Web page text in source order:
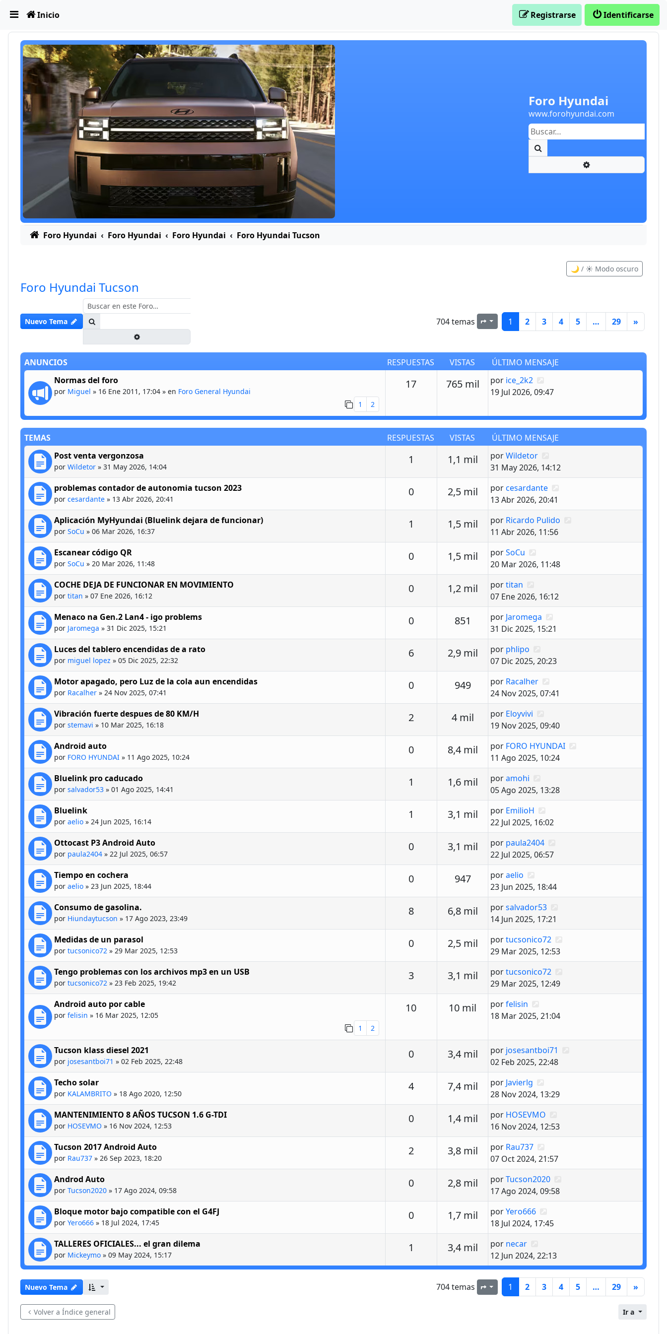
Obviar
Foro Hyundai
www.forohyundai.com
Inicio Identificarse
Registrarse
Foro Hyundai Foro Hyundai Foro Hyundai Foro Hyundai Tucson
🌙 / ☀️ Modo oscuro
Foro Hyundai Tucson
Nuevo Tema 704 temas Página1 de29
1 2 3 4 5 … 29 »
ANUNCIOS RESPUESTAS VISTAS
ÚLTIMO MENSAJE
Normas del foro
por Miguel » 16 Ene 2011, 17:04 » en Foro General Hyundai
1
2
17Respuestas
765 milVistasÚltimo mensaje
por ice_2k2
19 Jul 2026, 09:47
TEMAS RESPUESTAS VISTAS
ÚLTIMO MENSAJE
Post venta vergonzosa
por Wildetor » 31 May 2026, 14:04
1 Respuestas
1,1 milVistasÚltimo mensaje
porWildetor
31 May 2026, 14:12
problemas contador de autonomia tucson 2023
por cesardante » 13 Abr 2026, 20:41
0Respuestas
2,5 milVistasÚltimo mensaje
porcesardante
13 Abr 2026, 20:41
Aplicación MyHyundai (Bluelink dejara de funcionar)
por SoCu » 06 Mar 2026, 16:37
1 Respuestas
1,5 milVistasÚltimo mensaje
por Ricardo Pulido
11 Abr 2026, 11:56
Escanear código QR
por SoCu » 20 Mar 2026, 11:48
0Respuestas
1,5 milVistasÚltimo mensaje
porSoCu
20 Mar 2026, 11:48
COCHE DEJA DE FUNCIONAR EN MOVIMIENTO
por titan » 07 Ene 2026, 16:12
0Respuestas
1,2 milVistasÚltimo mensaje
portitan
07 Ene 2026, 16:12
Menaco na Gen.2 Lan4 - igo problems
por Jaromega » 31 Dic 2025, 15:21
0Respuestas
851 VistasÚltimo mensaje
por Jaromega
31 Dic 2025, 15:21
Luces del tablero encendidas de a rato
por miguel lopez » 05 Dic 2025, 22:32
6Respuestas
2,9 milVistasÚltimo mensaje
por phlipo
07 Dic 2025, 20:23
Motor apagado, pero Luz de la cola aun encendidas
por Racalher » 24 Nov 2025, 07:41
0Respuestas
949VistasÚltimo mensaje
por Racalher
24 Nov 2025, 07:41
Vibración fuerte despues de 80 KM/H
por stemavi » 10 Mar 2025, 16:18
2Respuestas
4 milVistasÚltimo mensaje
por Eloyvivi
19 Nov 2025, 09:40
Android auto
por FORO HYUNDAI » 11 Ago 2025, 10:24
0Respuestas
8,4 milVistasÚltimo mensaje
por FORO HYUNDAI
11 Ago 2025, 10:24
Bluelink pro caducado
por salvador53 » 01 Ago 2025, 14:41
1 Respuestas
1,6 milVistasÚltimo mensaje
poramohi
05 Ago 2025, 13:28
Bluelink
por aelio » 24 Jun 2025, 16:14
1 Respuestas
3,1 milVistasÚltimo mensaje
por EmilioH
22 Jul 2025, 16:02
Ottocast P3 Android Auto
por paula2404 » 22 Jul 2025, 06:57
0Respuestas
3,1 milVistasÚltimo mensaje
por paula2404
22 Jul 2025, 06:57
Tiempo en cochera
por aelio » 23 Jun 2025, 18:44
0Respuestas
947VistasÚltimo mensaje
poraelio
23 Jun 2025, 18:44
Consumo de gasolina.
por Hiundaytucson » 17 Ago 2023, 23:49
8Respuestas
6,8 milVistasÚltimo mensaje
porsalvador53
14 Jun 2025, 17:21
Medidas de un parasol
por tucsonico72 » 29 Mar 2025, 12:53
0Respuestas
2,5 milVistasÚltimo mensaje
portucsonico72
29 Mar 2025, 12:53
Tengo problemas con los archivos mp3 en un USB
por tucsonico72 » 23 Feb 2025, 19:42
3Respuestas
3,1 milVistasÚltimo mensaje
portucsonico72
29 Mar 2025, 12:49
Android auto por cable
por felisin » 16 Mar 2025, 12:05
1
2
10Respuestas
10 mil Vistas
Último mensaje
porfelisin
18 Mar 2025, 21:04
Tucson klass diesel 2021
por josesantboi71 » 02 Feb 2025, 22:48
0Respuestas
3,4 milVistasÚltimo mensaje
por josesantboi71
02 Feb 2025, 22:48
Techo solar
por KALAMBRITO » 18 Ago 2020, 12:50
4Respuestas
7,4 milVistasÚltimo mensaje
por Javierlg
28 Nov 2024, 13:29
MANTENIMIENTO 8 AÑOS TUCSON 1.6 G-TDI
por HOSEVMO » 16 Nov 2024, 12:53
0Respuestas
1,4 milVistasÚltimo mensaje
por HOSEVMO
16 Nov 2024, 12:53
Tucson 2017 Android Auto
por Rau737 » 26 Sep 2023, 18:20
2Respuestas
3,8 milVistasÚltimo mensaje
por Rau737
07 Oct 2024, 21:57
Androd Auto
por Tucson2020 » 17 Ago 2024, 09:58
0Respuestas
2,8 milVistasÚltimo mensaje
porTucson2020
17 Ago 2024, 09:58
Bloque motor bajo compatible con el G4FJ
por Yero666 » 18 Jul 2024, 17:45
0Respuestas
1,7 milVistasÚltimo mensaje
porYero666
18 Jul 2024, 17:45
TALLERES OFICIALES... el gran dilema
por Mickeymo » 09 May 2024, 15:17
1 Respuestas
3,4 milVistasÚltimo mensaje
por necar
12 Jun 2024, 22:13
Nuevo Tema 704 temas Página1 de29
1 2 3 4 5 … 29 »
Volver a Índice general Ir a